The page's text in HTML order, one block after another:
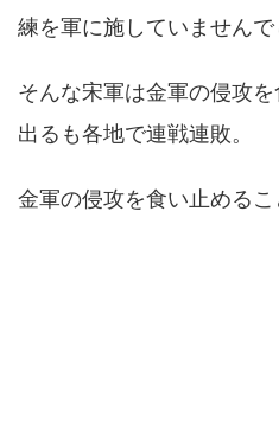
練を軍に施していませんで
そんな宋軍は金軍の侵攻
出るも各地で連戦連敗。
金軍の侵攻を食い止めるこ